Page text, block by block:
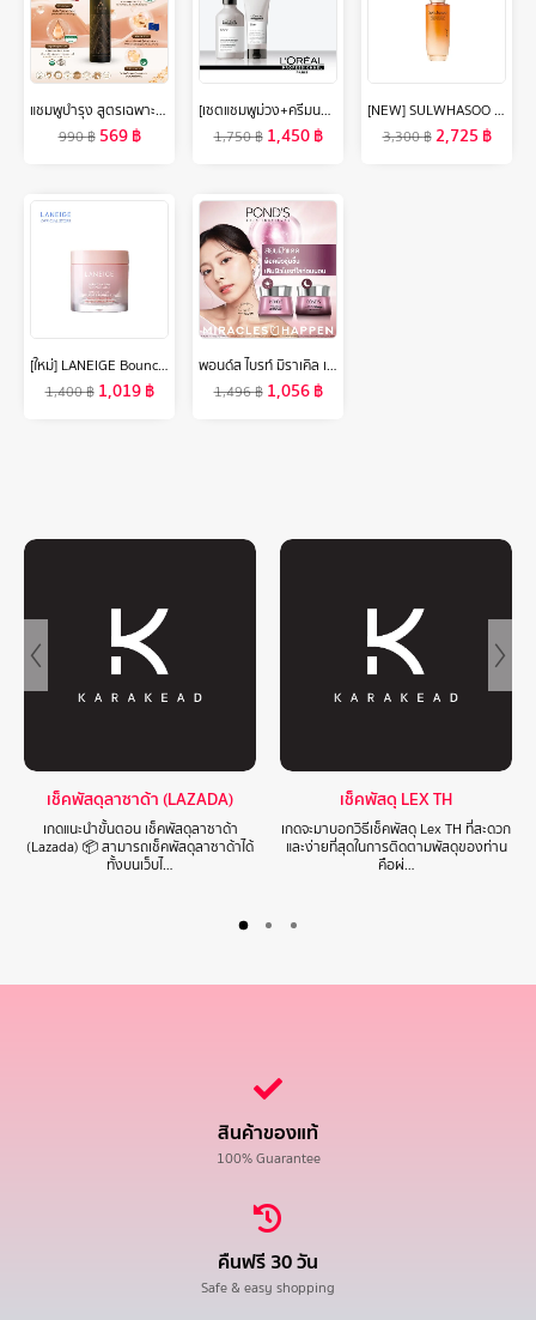
แชมพูบำรุง สูตรเฉพาะหอมเกศ(Hommkesa Natural Color Shampoo ขนาด340ml.)
990฿ 569฿
[เซตแชมพูม่วง+ครีมนวด] L'Oreal Professionnel SERIE EXPERT SILVER แชมพูม่วงดูแลผมสีหม่น 300 มล. & คอนดิชันเนอร์ 200 มล. (L'Oreal Pro,L'Oreal Professional,LOreal Pro,LOreal Professional)
1,750฿ 1,450฿
[NEW] SULWHASOO Concentrated Ginseng Rejuvenating Emulsion 125ml. โซลวาซู อิมัลชั่นโสมเกาหลีช่วยลดเลือนริ้วรอย เพิ่มความยืดหยุ่น ฟื้นฟูผิว อิมัลชั่นซัลวาซู (ปรับสูตรใหม่)
3,300฿2,725 ฿
[ใหม่] LANEIGE Bouncy & Firm Sleeping Mask 60ml ลาเนจ เบาวน์ซี่ แอนด์ เฟิร์ม มาส์กหน้าข้ามคืน ให้ผิวนุ่มเด้ง กระชับ อิ่มน้ำ โกลว์ใส
1,400฿ 1,019฿
พอนด์ส ไบรท์ มิราเคิล เซรั่มและครีมหน้าใส สูตรกลางวัน spf30 และกลางคืน ไนอาซอร์ซินอล แพ็ค 4 ชิ้น ( ครีมบำรุงหน้า , มอยเจอร์ไรเซอร์ )
1,496฿ 1,056฿
เช็คพัสดุลาซาด้า (LAZADA)
เกดแนะนำขั้นตอน เช็คพัสดุลาซาด้า
(Lazada) 📦 สามารถเช็คพัสดุลาซาด้าได้
ทั้งบนเว็บไ…
เช็คพัสดุ LEX TH
เกดจะมาบอกวิธีเช็คพัสดุ Lex TH ที่สะดวก
และง่ายที่สุดในการติดตามพัสดุของท่าน
คือผ่…
สินค้าของแท้
100% Guarantee
คืนฟรี 30 วัน
Safe & easy shopping